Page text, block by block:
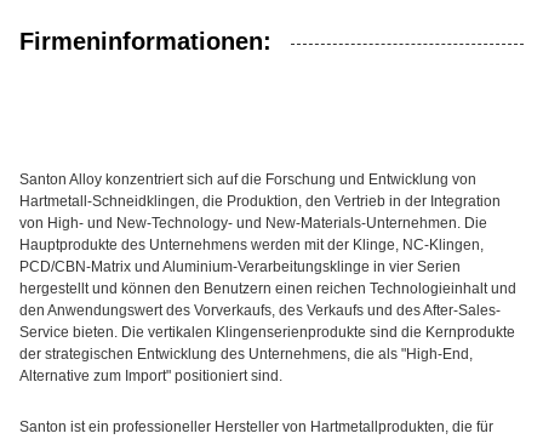
Firmeninformationen:
Santon Alloy konzentriert sich auf die Forschung und Entwicklung von
Hartmetall-Schneidklingen, die Produktion, den Vertrieb in der Integration
von High- und New-Technology- und New-Materials-Unternehmen. Die
Hauptprodukte des Unternehmens werden mit der Klinge, NC-Klingen,
PCD/CBN-Matrix und Aluminium-Verarbeitungsklinge in vier Serien
hergestellt und können den Benutzern einen reichen Technologieinhalt und
den Anwendungswert des Vorverkaufs, des Verkaufs und des After-Sales-
Service bieten. Die vertikalen Klingenserienprodukte sind die Kernprodukte
der strategischen Entwicklung des Unternehmens, die als "High-End,
Alternative zum Import" positioniert sind.
Santon ist ein professioneller Hersteller von Hartmetallprodukten, die für